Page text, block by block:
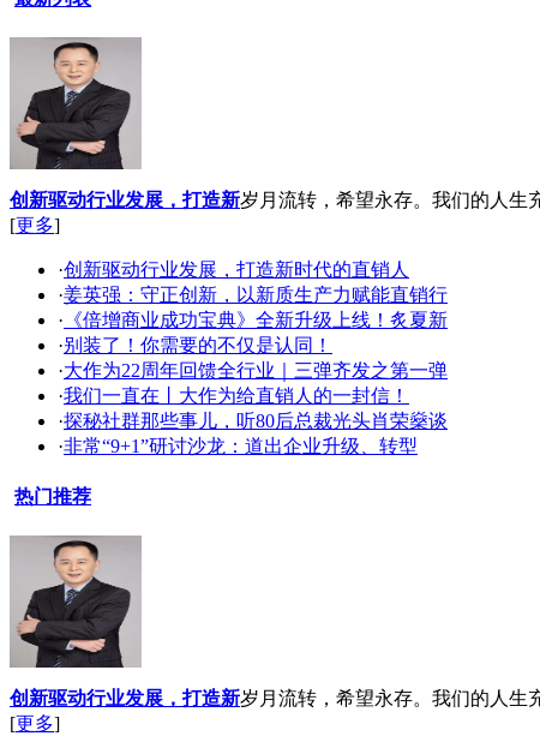
创新驱动行业发展，打造新岁月流转，希望永存。我们的人生
[更多]
·创新驱动行业发展，打造新时代的直销人
·姜英强：守正创新，以新质生产力赋能直销行
· 《倍增商业成功宝典》全新升级上线！炙夏新
·别装了！你需要的不仅是认同！
·大作为22周年回馈全行业｜三弹齐发之第一弹
·我们一直在丨大作为给直销人的一封信！
·探秘社群那些事儿，听80后总裁光头肖荣燊谈
·非常“9+1”研讨沙龙：道出企业升级、转型
热门推荐
创新驱动行业发展，打造新岁月流转，希望永存。我们的人生
[更多]